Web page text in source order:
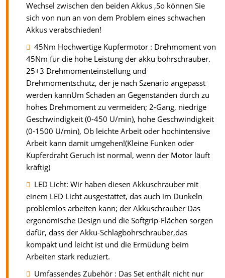
Wechsel zwischen den beiden Akkus ,So können Sie
sich von nun an von dem Problem eines schwachen
Akkus verabschieden!
45Nm Hochwertige Kupfermotor : Drehmoment von
45Nm für die hohe Leistung der akku bohrschrauber.
25+3 Drehmomenteinstellung und
Drehmomentschutz, der je nach Szenario angepasst
werden kannUm Schäden an Gegenständen durch zu
hohes Drehmoment zu vermeiden; 2-Gang, niedrige
Geschwindigkeit (0-450 U/min), hohe Geschwindigkeit
(0-1500 U/min), Ob leichte Arbeit oder hochintensive
Arbeit kann damit umgehen!(Kleine Funken oder
Kupferdraht Geruch ist normal, wenn der Motor läuft
kräftig)
LED Licht: Wir haben diesen Akkuschrauber mit
einem LED Licht ausgestattet, das auch im Dunkeln
problemlos arbeiten kann; der Akkuschrauber Das
ergonomische Design und die Softgrip-Flächen sorgen
dafür, dass der Akku-Schlagbohrschrauber,das
kompakt und leicht ist und die Ermüdung beim
Arbeiten stark reduziert.
Umfassendes Zubehör : Das Set enthält nicht nur